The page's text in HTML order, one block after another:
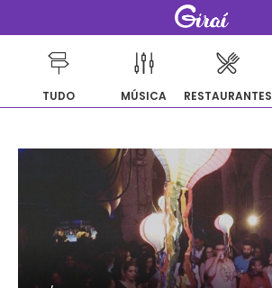
para
TUDO MÚSICA RESTAURANTES